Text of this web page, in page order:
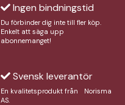
Ingen bindningstid
Du förbinder dig inte till fler köp.
Enkelt att säga upp
abonnemanget!
Svensk leverantör
En kvalitetsprodukt från Norisma
AS.